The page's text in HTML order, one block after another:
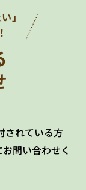
」
されている方
問い合わせく